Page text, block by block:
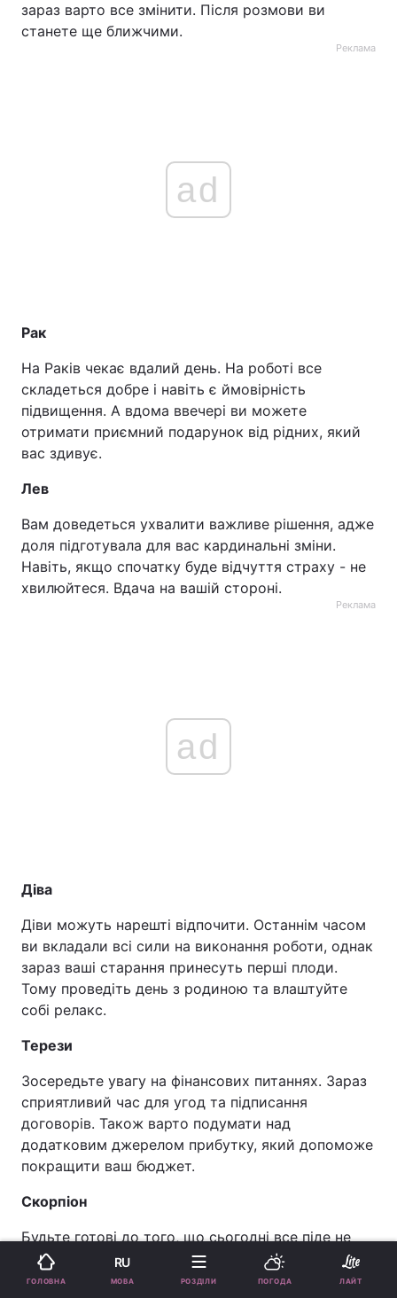
зараз варто все змінити. Після розмови ви
станете ще ближчими.
Реклама
ad
Рак
На Раків чекає вдалий день. На роботі все
складеться добре і навіть є ймовірність
підвищення. А вдома ввечері ви можете
отримати приємний подарунок від рідних, який
вас здивує.
Лев
Вам доведеться ухвалити важливе рішення, адже
доля підготувала для вас кардинальні зміни.
Навіть, якщо спочатку буде відчуття страху - не
хвилюйтеся. Вдача на вашій стороні.
Реклама
ad
Діва
Діви можуть нарешті відпочити. Останнім часом
ви вкладали всі сили на виконання роботи, однак
зараз ваші старання принесуть перші плоди.
Тому проведіть день з родиною та влаштуйте
собі релакс.
Терези
Зосередьте увагу на фінансових питаннях. Зараз
сприятливий час для угод та підписання
договорів. Також варто подумати над
додатковим джерелом прибутку, який допоможе
покращити ваш бюджет.
Скорпіон
Будьте готові до того, що сьогодні все піде не
так, як ви думали. Проте це не привід
засмучуватися. Карти радять швидко реагувати
ГОЛОВНА
RU
МОВА РОЗДІЛИ ПОГОДА ЛАЙТ